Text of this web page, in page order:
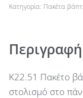
Κατηγορία: Πακέτα
Περιγραφή
Κ22.51 Πακέτο
στολισμό στο